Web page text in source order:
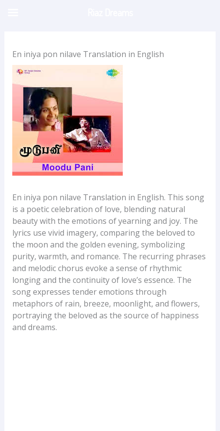
En iniya pon nilave Translation in English
En iniya pon nilave Translation in English. This song
is a poetic celebration of love, blending natural
beauty with the emotions of yearning and joy. The
lyrics use vivid imagery, comparing the beloved to
the moon and the golden evening, symbolizing
purity, warmth, and romance. The recurring phrases
and melodic chorus evoke a sense of rhythmic
longing and the continuity of love’s essence. The
song expresses tender emotions through
metaphors of rain, breeze, moonlight, and flowers,
portraying the beloved as the source of happiness
and dreams.